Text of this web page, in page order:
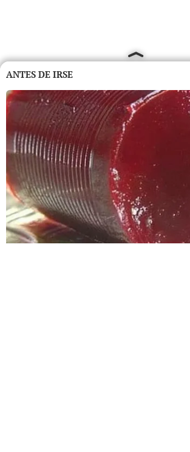
ANTES DE IRSE